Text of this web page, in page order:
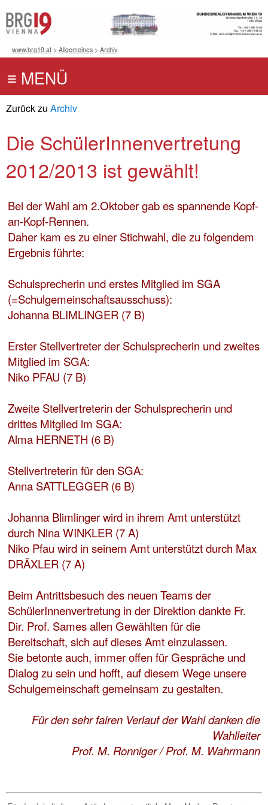
www.brg19.at > Allgemeines > Archiv
Zurück zu Archiv
Die SchülerInnenvertretung
2012/2013 ist gewählt!
Bei der Wahl am 2.Oktober gab es spannende Kopf-
an-Kopf-Rennen.
Daher kam es zu einer Stichwahl, die zu folgendem
Ergebnis führte:
Schulsprecherin und erstes Mitglied im SGA
(=Schulgemeinschaftsausschuss):
Johanna BLIMLINGER (7 B)
Erster Stellvertreter der Schulsprecherin und zweites
Mitglied im SGA:
Niko PFAU (7 B)
Zweite Stellvertreterin der Schulsprecherin und
drittes Mitglied im SGA:
Alma HERNETH (6 B)
Stellvertreterin für den SGA:
Anna SATTLEGGER (6 B)
Johanna Blimlinger wird in ihrem Amt unterstützt
durch Nina WINKLER (7 A)
Niko Pfau wird in seinem Amt unterstützt durch Max
DRÄXLER (7 A)
Beim Antrittsbesuch des neuen Teams der
SchülerInnenvertretung in der Direktion dankte Fr.
Dir. Prof. Sames allen Gewählten für die
Bereitschaft, sich auf dieses Amt einzulassen.
Sie betonte auch, immer offen für Gespräche und
Dialog zu sein und hofft, auf diesem Wege unsere
Schulgemeinschaft gemeinsam zu gestalten.
Für den sehr fairen Verlauf der Wahl danken die
Wahlleiter
Prof. M. Ronniger / Prof. M. Wahrmann